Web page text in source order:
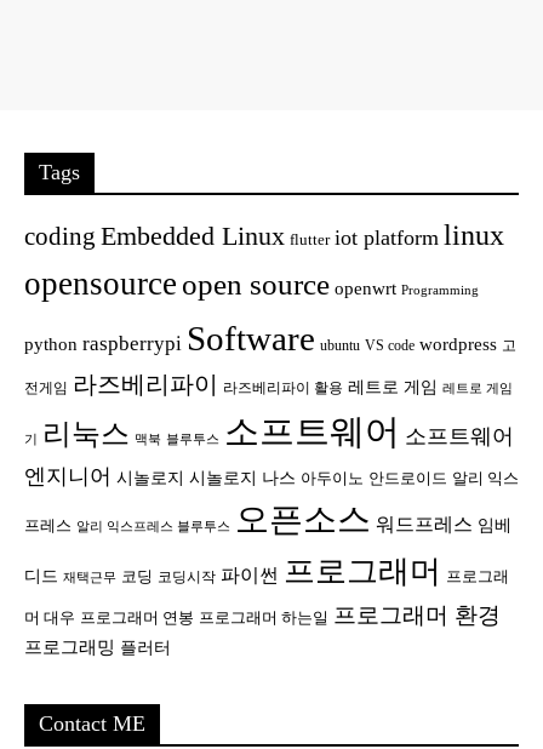
Tags
coding Embedded Linux flutter iot platform linux
opensource open source openwrt Programming
python raspberrypi Software ubuntu VS code wordpress 고
전게임 라즈베리파이 라즈베리파이 활용 레트로 게임 레트로 게임
기 리눅스 맥북 블루투스 소프트웨어 소프트웨어
엔지니어 시놀로지 시놀로지 나스 아두이노 안드로이드 알리 익스
프레스 알리 익스프레스 블루투스 오픈소스 워드프레스 임베
디드 재택근무 코딩 코딩시작 파이썬 프로그래머 프로그래
머 대우 프로그래머 연봉 프로그래머 하는일 프로그래머 환경
프로그래밍 플러터
Contact ME